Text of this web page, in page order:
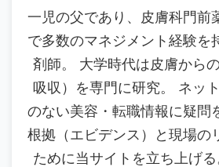
一児の父であり、皮膚科門前
で多数のマネジメント経験を
剤師。 大学時代は皮膚から
吸収）を専門に研究。 ネッ
のない美容・転職情報に疑問
根拠（エビデンス）と現場の
ために当サイトを立ち上げ